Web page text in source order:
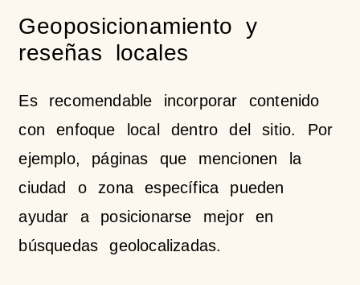
Geoposicionamiento y
reseñas locales
Es recomendable incorporar contenido
con enfoque local dentro del sitio. Por
ejemplo, páginas que mencionen la
ciudad o zona específica pueden
ayudar a posicionarse mejor en
búsquedas geolocalizadas.